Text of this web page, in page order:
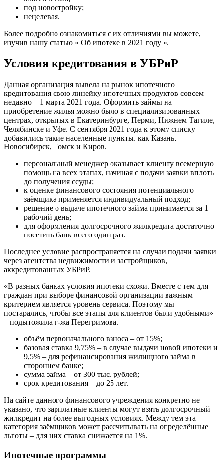
под новостройку;
нецелевая.
Более подробно ознакомиться с их отличиями вы можете,
изучив нашу статью « Об ипотеке в 2021 году ».
Условия кредитования в УБРиР
Данная организация вывела на рынок ипотечного
кредитования свою линейку ипотечных продуктов совсем
недавно – 1 марта 2021 года. Оформить займы на
приобретение жилья можно было в специализированных
центрах, открытых в Екатеринбурге, Перми, Нижнем Тагиле,
Челябинске и Уфе. С сентября 2021 года к этому списку
добавились такие населенные пункты, как Казань,
Новосибирск, Томск и Киров.
персональный менеджер оказывает клиенту всемерную
помощь на всех этапах, начиная с подачи заявки вплоть
до получения ссуды;
к оценке финансового состояния потенциального
заёмщика применяется индивидуальный подход;
решение о выдаче ипотечного займа принимается за 1
рабочий день;
для оформления долгосрочного жилкредита достаточно
посетить банк всего один раз.
Последнее условие распространяется на случаи подачи заявки
через агентства недвижимости и застройщиков,
аккредитованных УБРиР.
«В разных банках условия ипотеки схожи. Вместе с тем для
граждан при выборе финансовой организации важным
критерием является уровень сервиса. Поэтому мы
постарались, чтобы все этапы для клиентов были удобными»
– подытожила г-жа Перегримова.
объём первоначального взноса – от 15%;
базовая ставка 9,75% – в случае выдачи новой ипотеки и
9,5% – для рефинансирования жилищного займа в
стороннем банке;
сумма займа – от 300 тыс. рублей;
срок кредитования – до 25 лет.
На сайте данного финансового учреждения конкретно не
указано, что зарплатные клиенты могут взять долгосрочный
жилкредит на более выгодных условиях. Между тем эта
категория заёмщиков может рассчитывать на определённые
льготы – для них ставка снижается на 1%.
Ипотечные программы